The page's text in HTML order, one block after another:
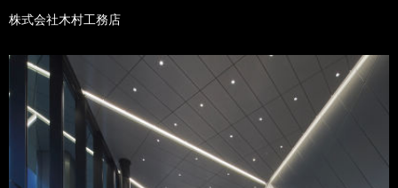
株式会社木村工務店